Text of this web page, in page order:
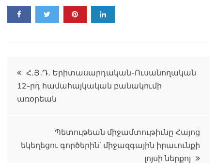
Գրառումների
նավարկումը
Հ․Յ․Դ․ Երիտասարդական-Ուսանողական
12-րդ համահայկական բանակումի
առօրեան
Պետութեան միջամտութիւնը Հայոց
եկեղեցու գործերին՝ միջազգային իրաւունքի
լոյսի ներքոյ